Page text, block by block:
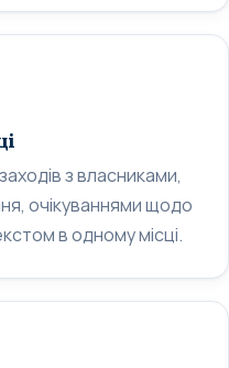
з власниками,
очікуваннями щодо
в одному місці.